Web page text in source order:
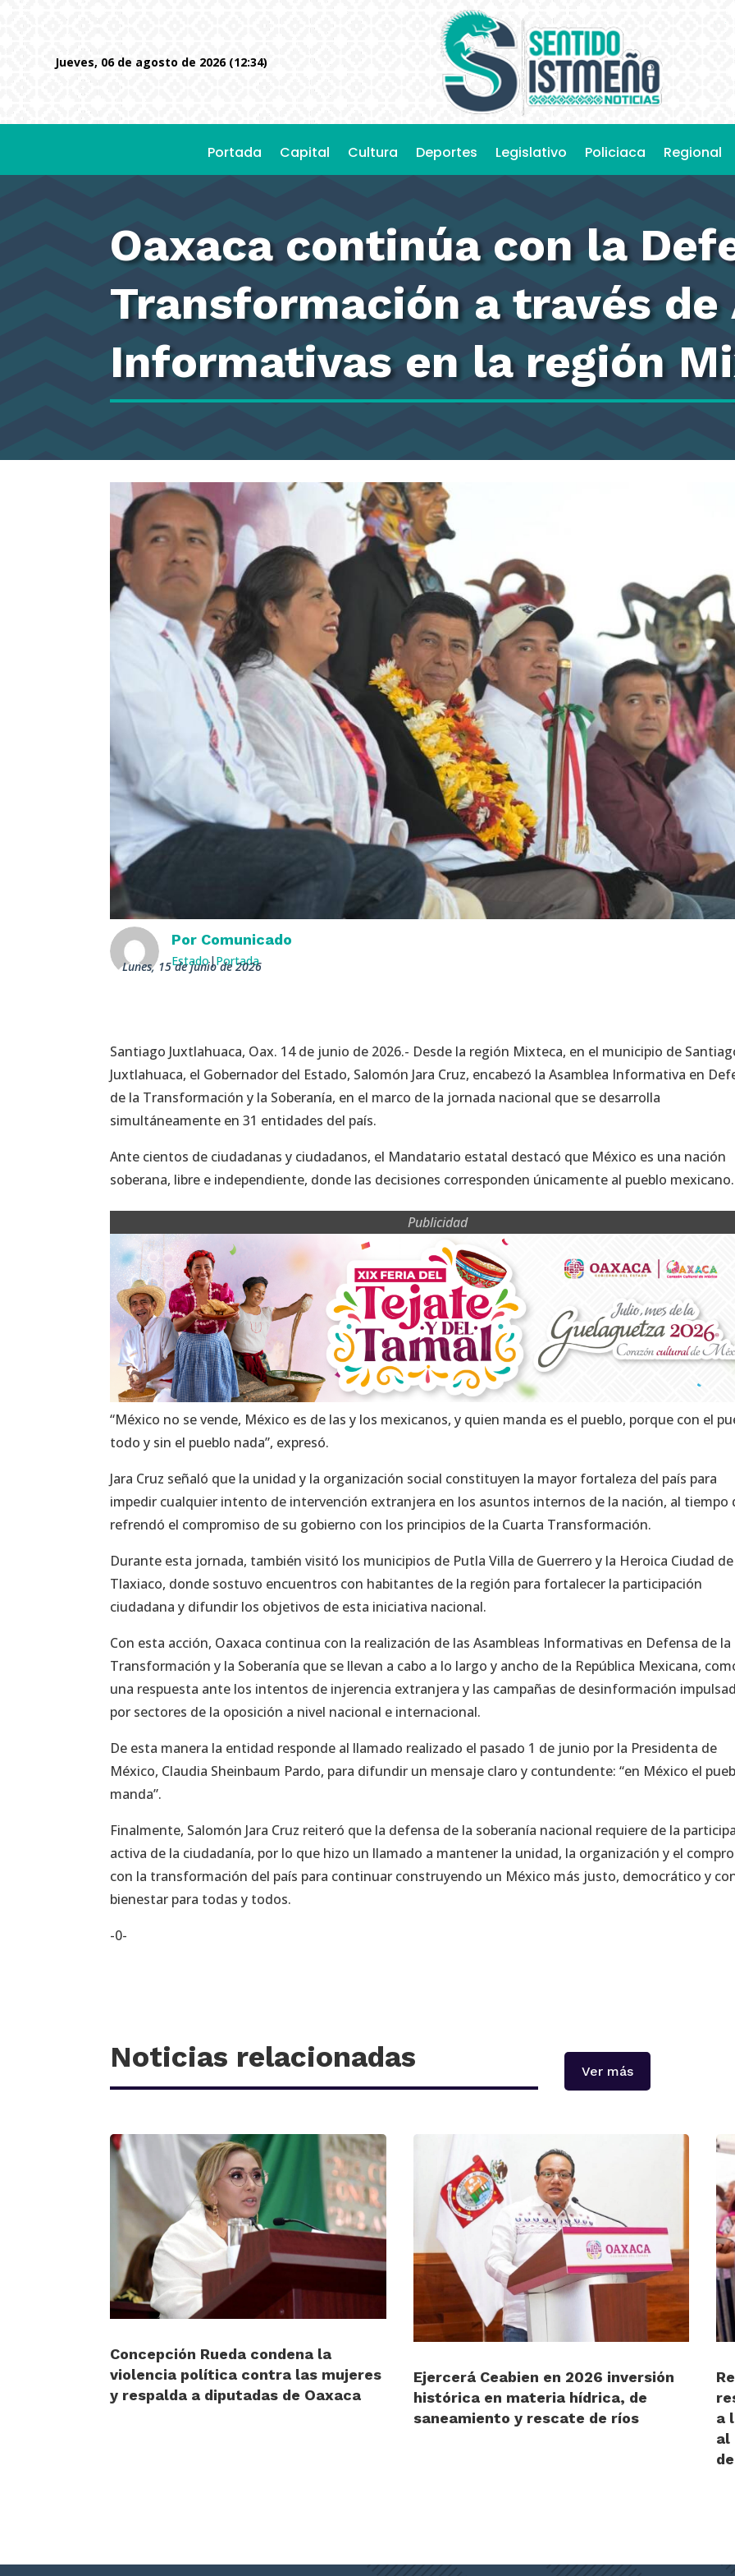
jueves, 06 de agosto de 2026 (12:34)
Portada Capital Cultura Deportes Legislativo Policiaca Regional
Oaxaca continúa con la
Transformación a través de
Informativas en la región
Por Comunicado
Estado|Portada
lunes, 15 de junio de 2026
Santiago Juxtlahuaca, Oax. 14 de junio de 2026.- Desde la región Mixteca, en el municipio de
Juxtlahuaca, el Gobernador del Estado, Salomón Jara Cruz, encabezó la Asamblea Informativa en
de la Transformación y la Soberanía, en el marco de la jornada nacional que se desarrolla
simultáneamente en 31 entidades del país.
Ante cientos de ciudadanas y ciudadanos, el Mandatario estatal destacó que México es una nación
soberana, libre e independiente, donde las decisiones corresponden únicamente al pueblo mexicano.
Publicidad
“México no se vende, México es de las y los mexicanos, y quien manda es el pueblo, porque con el
todo y sin el pueblo nada”, expresó.
Jara Cruz señaló que la unidad y la organización social constituyen la mayor fortaleza del país para
impedir cualquier intento de intervención extranjera en los asuntos internos de la nación, al tiempo
refrendó el compromiso de su gobierno con los principios de la Cuarta Transformación.
Durante esta jornada, también visitó los municipios de Putla Villa de Guerrero y la Heroica Ciudad de
Tlaxiaco, donde sostuvo encuentros con habitantes de la región para fortalecer la participación
ciudadana y difundir los objetivos de esta iniciativa nacional.
Con esta acción, Oaxaca continua con la realización de las Asambleas Informativas en Defensa de la
Transformación y la Soberanía que se llevan a cabo a lo largo y ancho de la República Mexicana,
una respuesta ante los intentos de injerencia extranjera y las campañas de desinformación
por sectores de la oposición a nivel nacional e internacional.
De esta manera la entidad responde al llamado realizado el pasado 1 de junio por la Presidenta de
México, Claudia Sheinbaum Pardo, para difundir un mensaje claro y contundente: “en México el
manda”.
Finalmente, Salomón Jara Cruz reiteró que la defensa de la soberanía nacional requiere de la
activa de la ciudadanía, por lo que hizo un llamado a mantener la unidad, la organización y el
con la transformación del país para continuar construyendo un México más justo, democrático y
bienestar para todas y todos.
-0-
Noticias relacionadas Ver más
Concepción Rueda condena la
violencia política contra las mujeres
y respalda a diputadas de Oaxaca
Ejercerá Ceabien en 2026 inversión
histórica en materia hídrica, de
saneamiento y rescate de ríos
a
al